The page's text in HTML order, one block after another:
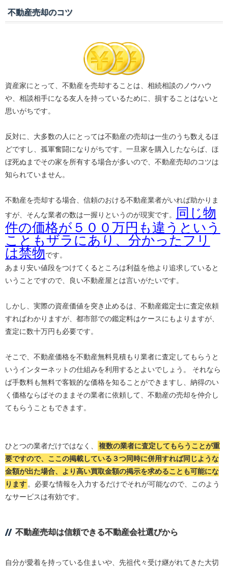
不動産売却のコツ
資産家にとって、不動産を売却することは、相続相談のノウハウ
や、相談相手になる友人を持っているために、損することはないと
思いがちです。
反対に、大多数の人にとっては不動産の売却は一生のうち数えるほ
どですし、孤軍奮闘になりがちです。一旦家を購入したならば、ほ
ぼ死ぬまでその家を所有する場合が多いので、不動産売却のコツは
知られていません。
不動産を売却する場合、信頼のおける不動産業者がいれば助かりま
すが、そんな業者の数は一握りというのが現実です。
同じ物
件の価格が５００万円も違うという
こともザラにあり、分かったフリ
は禁物です。
あまり安い値段をつけてくるところは利益を他より追求していると
いうことですので、良い不動産屋とは言いがたいです。
しかし、実際の資産価値を突き止めるは、不動産鑑定士に査定依頼
すればわかりますが、都市部での鑑定料はケースにもよりますが、
査定に数十万円も必要です。
そこで、不動産価格を不動産無料見積もり業者に査定してもらうと
いうインターネットの仕組みを利用するとよいでしょう。 それなら
ば手数料も無料で客観的な価格を知ることができますし、納得のい
く価格ならばそのままその業者に依頼して、不動産の売却を仲介し
てもらうこともできます。
ひとつの業者だけではなく、
複数の業者に査定してもらうことが重
要ですので、ここの掲載している３つ同時に併用すれば同じような
金額が出た場合、より高い買取金額の掲示を求めることも可能にな
ります 。必要な情報を入力するだけでそれが可能なので、このよう
なサービスは有効です。
不動産売却は信頼できる不動産会社選びから
自分が愛着を持っている住まいや、先祖代々受け継がれてきた大切